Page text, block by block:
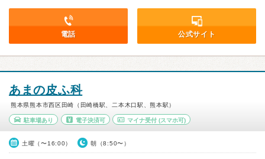
電話 公式サイト
あまの皮ふ科
熊本県熊本市西区田崎（田崎橋駅、二本木口駅、熊本駅）
駐車場あり 電子決済可 マイナ受付 (スマホ可)
土曜（〜16:00） 朝（8:50〜）